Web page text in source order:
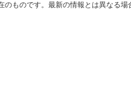
のものです。最新の情報とは異なる